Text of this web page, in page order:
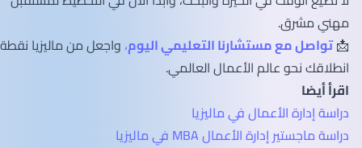
مهني مشرق.
📩تواصل مع مستشارنا التعليمي اليوم،واجعل من ماليزيا نقطة
انطلاقك نحو عالم الأعمال العالمي.
اقرأ أيضا
دراسة إدارة الأعمال في ماليزيا
دراسة ماجستير إدارة الأعمال MBA في ماليزيا